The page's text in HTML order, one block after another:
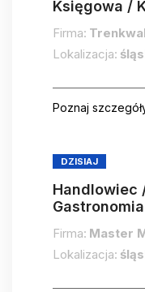
Księgowa /
Firma:
Lokalizacja:
Poznaj
DZISIAJ
Handlowiec
Firma: Master
Lokalizacja: